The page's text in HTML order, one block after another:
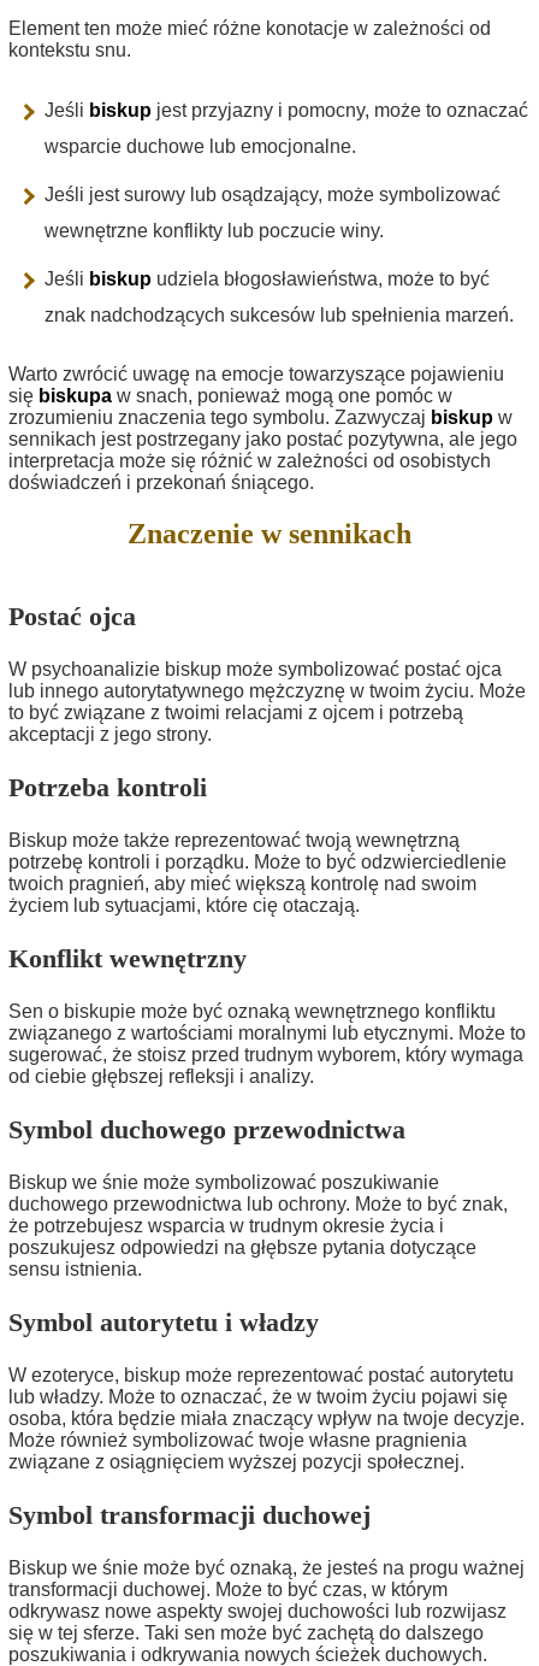
Element ten może mieć różne konotacje w zależności od
kontekstu snu.
Jeśli biskup jest przyjazny i pomocny, może to oznaczać
wsparcie duchowe lub emocjonalne.
Jeśli jest surowy lub osądzający, może symbolizować
wewnętrzne konflikty lub poczucie winy.
Jeśli biskup udziela błogosławieństwa, może to być
znak nadchodzących sukcesów lub spełnienia marzeń.
Warto zwrócić uwagę na emocje towarzyszące pojawieniu
się biskupa w snach, ponieważ mogą one pomóc w
zrozumieniu znaczenia tego symbolu. Zazwyczaj biskup w
sennikach jest postrzegany jako postać pozytywna, ale jego
interpretacja może się różnić w zależności od osobistych
doświadczeń i przekonań śniącego.
Znaczenie w sennikach
Postać ojca
W psychoanalizie biskup może symbolizować postać ojca
lub innego autorytatywnego mężczyznę w twoim życiu. Może
to być związane z twoimi relacjami z ojcem i potrzebą
akceptacji z jego strony.
Potrzeba kontroli
Biskup może także reprezentować twoją wewnętrzną
potrzebę kontroli i porządku. Może to być odzwierciedlenie
twoich pragnień, aby mieć większą kontrolę nad swoim
życiem lub sytuacjami, które cię otaczają.
Konflikt wewnętrzny
Sen o biskupie może być oznaką wewnętrznego konfliktu
związanego z wartościami moralnymi lub etycznymi. Może to
sugerować, że stoisz przed trudnym wyborem, który wymaga
od ciebie głębszej refleksji i analizy.
Symbol duchowego przewodnictwa
Biskup we śnie może symbolizować poszukiwanie
duchowego przewodnictwa lub ochrony. Może to być znak,
że potrzebujesz wsparcia w trudnym okresie życia i
poszukujesz odpowiedzi na głębsze pytania dotyczące
sensu istnienia.
Symbol autorytetu i władzy
W ezoteryce, biskup może reprezentować postać autorytetu
lub władzy. Może to oznaczać, że w twoim życiu pojawi się
osoba, która będzie miała znaczący wpływ na twoje decyzje.
Może również symbolizować twoje własne pragnienia
związane z osiągnięciem wyższej pozycji społecznej.
Symbol transformacji duchowej
Biskup we śnie może być oznaką, że jesteś na progu ważnej
transformacji duchowej. Może to być czas, w którym
odkrywasz nowe aspekty swojej duchowości lub rozwijasz
się w tej sferze. Taki sen może być zachętą do dalszego
poszukiwania i odkrywania nowych ścieżek duchowych.